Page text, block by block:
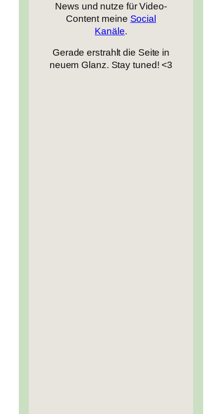
News und nutze für Video-
Content meine Social
Kanäle.
Gerade erstrahlt die Seite in
neuem Glanz. Stay tuned! <3